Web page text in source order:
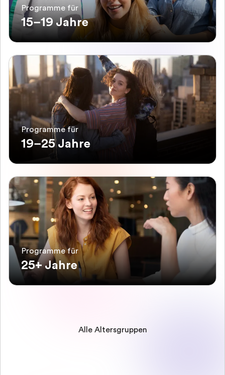
Programme für
15–19 Jahre
Programme für
19–25 Jahre
Programme für
25+ Jahre
Alle Altersgruppen